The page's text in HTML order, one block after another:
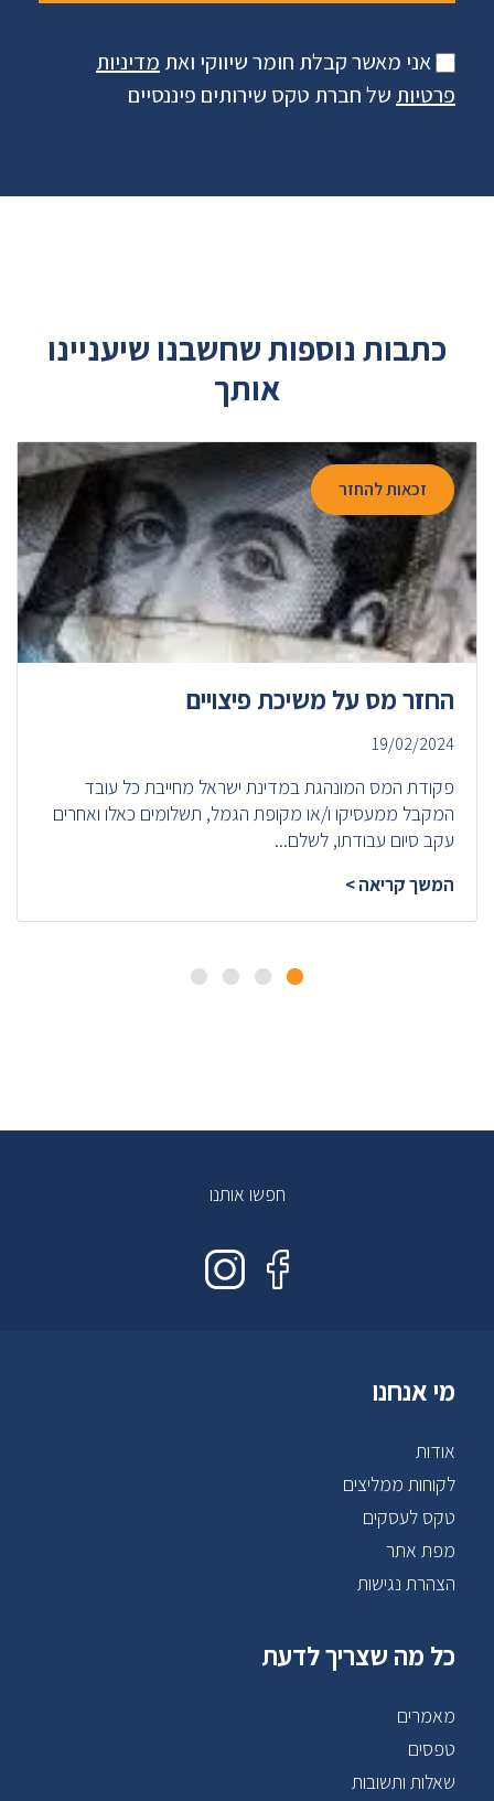
אני מאשר קבלת חומר שיווקי ואת מדיניות
פרטיות של חברת טקס שירותים פיננסיים
כתבות נוספות שחשבנו שיעניינו
אותך
זכאות להחזר
החזר מס על משיכת פיצויים
19/02/2024
פקודת המס המונהגת במדינת ישראל מחייבת כל עובד
המקבל ממעסיקו ו/או מקופת הגמל, תשלומים כאלו ואחרים
עקב סיום עבודתו, לשלם...
המשך קריאה >
חפשו אותנו
מי אנחנו
אודות
לקוחות ממליצים
טקס לעסקים
מפת אתר
הצהרת נגישות
כל מה שצריך לדעת
מאמרים
טפסים
שאלות ותשובות